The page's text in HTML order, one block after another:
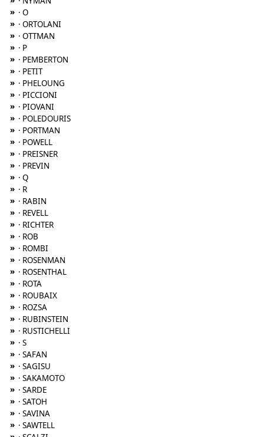
» · O
» · ORTOLANI
» · OTTMAN
» · P
» · PEMBERTON
» · PETIT
» · PHELOUNG
» · PICCIONI
» · PIOVANI
» · POLEDOURIS
» · PORTMAN
» · POWELL
» · PREISNER
» · PREVIN
» · Q
» · R
» · RABIN
» · REVELL
» · RICHTER
» · ROB
» · ROMBI
» · ROSENMAN
» · ROSENTHAL
» · ROTA
» · ROUBAIX
» · ROZSA
» · RUBINSTEIN
» · RUSTICHELLI
» · S
» · SAFAN
» · SAGISU
» · SAKAMOTO
» · SARDE
» · SATOH
» · SAVINA
» · SAWTELL